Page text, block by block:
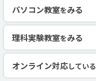
パソコン教室をみる
理科実験教室をみる
オンライン対応している